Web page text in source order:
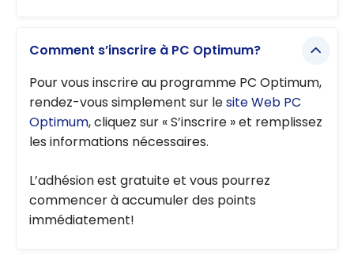
Comment s’inscrire à PC Optimum?
Pour vous inscrire au programme PC Optimum,
rendez-vous simplement sur lesite Web PC
Optimum, cliquez sur « S’inscrire » et remplissez
les informations nécessaires.
L’adhésion est gratuite et vous pourrez
commencer à accumuler des points
immédiatement!